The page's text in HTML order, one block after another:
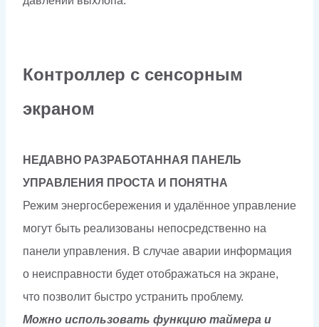
Контроллер с сенсорным
экраном
НЕДАВНО РАЗРАБОТАННАЯ ПАНЕЛЬ
УПРАВЛЕНИЯ ПРОСТА И ПОНЯТНА
Режим энергосбережения и удалённое управление
могут быть реализованы непосредственно на
панели управления. В случае аварии информация
о неисправности будет отображаться на экране,
что позволит быстро устранить проблему.
Можно использовать функцию таймера и